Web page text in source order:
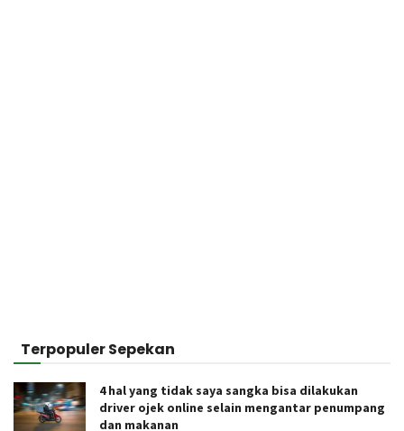
Terpopuler Sepekan
4 hal yang tidak saya sangka bisa dilakukan
driver ojek online selain mengantar penumpang
dan makanan